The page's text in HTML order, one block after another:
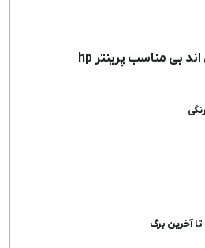
آخرین برگ